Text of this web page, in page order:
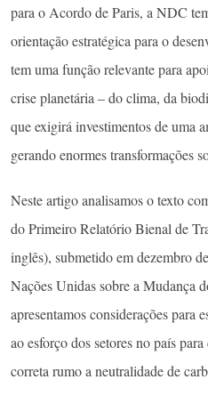
para o Acordo de Paris, a NDC
orientação estratégica para o
tem uma função relevante para
crise planetária – do clima, da
que exigirá investimentos de uma
gerando enormes transformações
Neste artigo analisamos o texto
do Primeiro Relatório Bienal de
inglês), submetido em dezembro
Nações Unidas sobre a Mudança
apresentamos considerações para
ao esforço dos setores no país
correta rumo a neutralidade de